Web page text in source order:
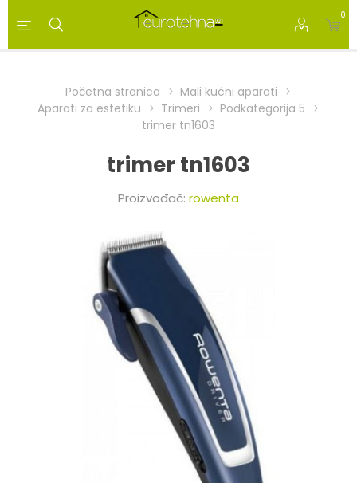
0
Početna stranica
Mali kućni aparati
Aparati za estetiku
Trimeri
Podkategorija 5
trimer tn1603
trimer tn1603
Proizvođač: rowenta